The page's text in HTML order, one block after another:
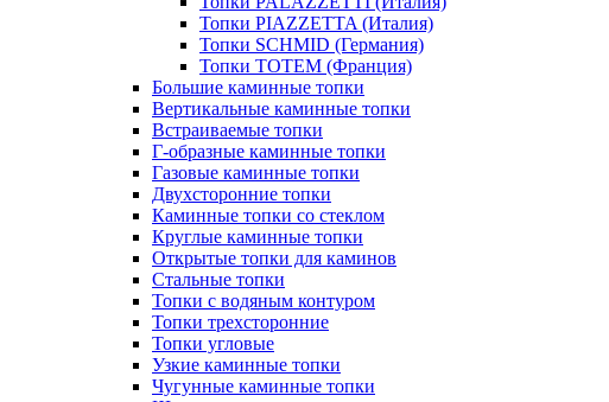
Топки PIAZZETTA (Италия)
Топки SCHMID (Германия)
Топки TOTEM (Франция)
Большие каминные топки
Вертикальные каминные топки
Встраиваемые топки
Г-образные каминные топки
Газовые каминные топки
Двухсторонние топки
Каминные топки со стеклом
Круглые каминные топки
Открытые топки для каминов
Стальные топки
Топки с водяным контуром
Топки трехсторонние
Топки угловые
Узкие каминные топки
Чугунные каминные топки